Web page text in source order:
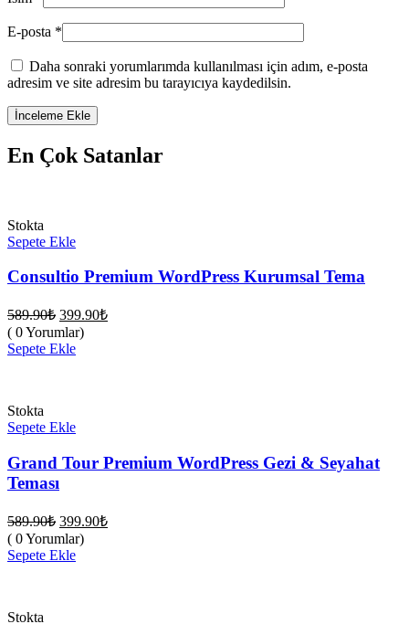
E-posta *
Daha sonraki yorumlarımda kullanılması için adım, e-posta
adresim ve site adresim bu tarayıcıya kaydedilsin.
En Çok Satanlar
Stokta
Sepete Ekle
Consultio Premium WordPress Kurumsal Tema
589.90₺ Orijinal
fiyat:
589.90₺.
399.90₺Şu
( 0 Yorumlar)
Sepete Ekle
Stokta
Sepete Ekle
Grand Tour Premium WordPress Gezi & Seyahat
Teması
589.90₺ Orijinal
fiyat:
589.90₺.
399.90₺Şu
( 0 Yorumlar)
Sepete Ekle
Stokta